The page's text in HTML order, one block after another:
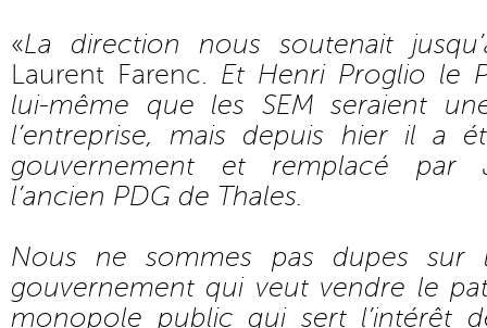
«La direction nous soutenait
Laurent Farenc. Et Henri Proglio le
lui-même que les SEM seraient
l’entreprise, mais depuis hier il a
gouvernement et remplacé par
l’ancien PDG de Thales.
Nous ne sommes pas dupes sur
gouvernement qui veut vendre le
monopole public qui sert l’intérêt